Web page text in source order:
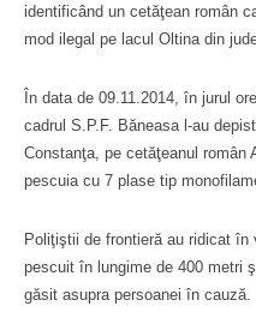
identificând un cetăţean român
mod ilegal pe lacul Oltina din
În data de 09.11.2014, în jurul
cadrul S.P.F. Băneasa l-au
Constanţa, pe cetăţeanul
pescuia cu 7 plase tip
Poliţiştii de frontieră au ridicat
pescuit în lungime de 400 metri
găsit asupra persoanei în cauză.